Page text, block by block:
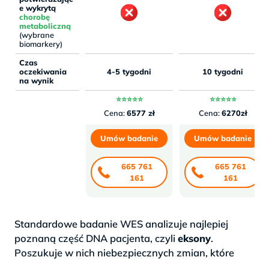
e wykrytą
chorobę
metaboliczną
(wybrane
biomarkery)
Czas
oczekiwania
na wynik
4-5 tygodni 10 tygodni
⭐⭐⭐⭐⭐
Cena:6577 zł
⭐⭐⭐⭐⭐
Cena:6270zł
Umów badanie
665 761
161
Umów badanie
665 761
161
Standardowe badanie WES analizuje najlepiej
poznaną część DNA pacjenta, czyli eksony.
Poszukuje w nich niebezpiecznych zmian, które